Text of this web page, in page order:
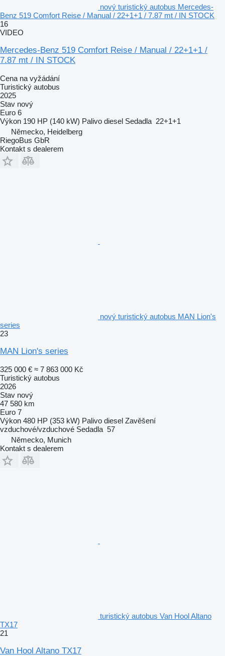
nový turistický autobus Mercedes-
Benz 519 Comfort Reise / Manual / 22+1+1 / 7.87 mt / IN STOCK
16
VIDEO
Mercedes-Benz 519 Comfort Reise / Manual / 22+1+1 /
7.87 mt / IN STOCK
Cena na vyžádání
Turistický autobus
2025
Stav nový
Euro 6
Výkon 190 HP (140 kW) Palivo diesel Sedadla 22+1+1
Německo, Heidelberg
RiegoBus GbR
Kontakt s dealerem
nový turistický autobus MAN Lion's
series
23
MAN Lion's series
325 000 € ≈ 7 863 000 Kč
Turistický autobus
2026
Stav nový
47 580 km
Euro 7
Výkon 480 HP (353 kW) Palivo diesel Zavěšení
vzduchové/vzduchové Sedadla 57
Německo, Munich
Kontakt s dealerem
turistický autobus Van Hool Altano
TX17
21
Van Hool Altano TX17